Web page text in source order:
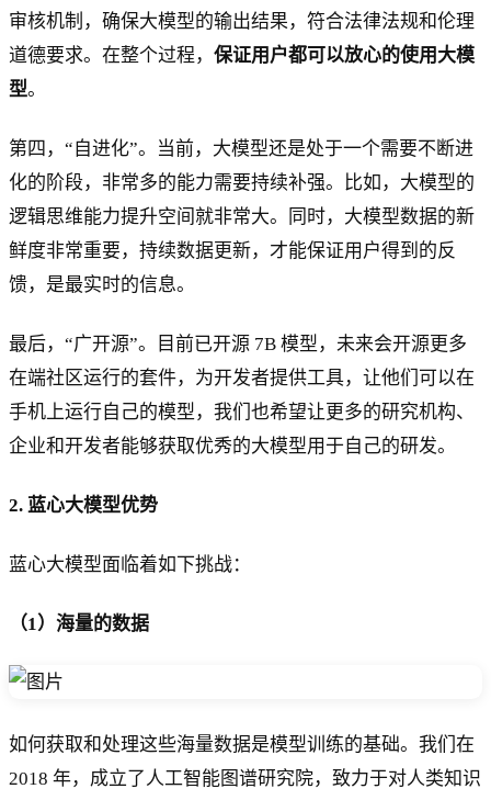
审核机制，确保大模型的输出结果，符合法律法规和伦理
道德要求。在整个过程， 保证用户都可以放心的使用大模
型。
第四，“自进化”。当前，大模型还是处于一个需要不断进
化的阶段，非常多的能力需要持续补强。比如，大模型的
逻辑思维能力提升空间就非常大。同时，大模型数据的新
鲜度非常重要，持续数据更新，才能保证用户得到的反
馈，是最实时的信息。
最后，“广开源”。目前已开源 7B 模型，未来会开源更多
在端社区运行的套件，为开发者提供工具，让他们可以在
手机上运行自己的模型，我们也希望让更多的研究机构、
企业和开发者能够获取优秀的大模型用于自己的研发。
2. 蓝心大模型优势
蓝心大模型面临着如下挑战：
（1）海量的数据
如何获取和处理这些海量数据是模型训练的基础。我们在
2018 年，成立了人工智能图谱研究院，致力于对人类知识